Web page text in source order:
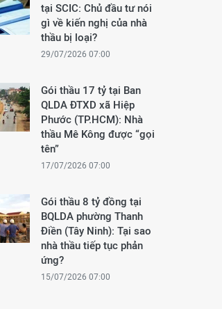
tại SCIC: Chủ đầu tư nói
gì về kiến nghị của nhà
thầu bị loại?
29/07/2026 07:00
Gói thầu 17 tỷ tại Ban
QLDA ĐTXD xã Hiệp
Phước (TP.HCM): Nhà
thầu Mê Kông được “gọi
tên”
17/07/2026 07:00
Gói thầu 8 tỷ đồng tại
BQLDA phường Thanh
Điền (Tây Ninh): Tại sao
nhà thầu tiếp tục phản
ứng?
15/07/2026 07:00